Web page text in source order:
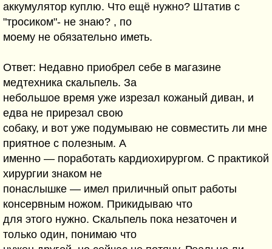
аккумулятор куплю. Что ещё нужно? Штатив с
"тросиком"- не знаю? , по
моему не обязательно иметь.
Ответ: Недавно приобрел себе в магазине
медтехника скальпель. За
небольшое время уже изрезал кожаный диван, и
едва не прирезал свою
собаку, и вот уже подумываю не совместить ли мне
приятное с полезным. А
именно — поработать кардиохирургом. С практикой
хирургии знаком не
понаслышке — имел приличный опыт работы
консервным ножом. Прикидываю что
для этого нужно. Скальпель пока незаточен и
только один, понимаю что